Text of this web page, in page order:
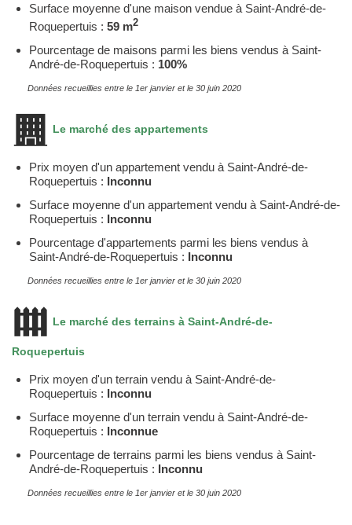
Surface moyenne d'une maison vendue à Saint-André-de-
Roquepertuis : 59 m2
Pourcentage de maisons parmi les biens vendus à Saint-
André-de-Roquepertuis : 100%
Données recueillies entre le 1er janvier et le 30 juin 2020
Le marché des appartements
Prix moyen d'un appartement vendu à Saint-André-de-
Roquepertuis : Inconnu
Surface moyenne d'un appartement vendu à Saint-André-de-
Roquepertuis : Inconnu
Pourcentage d'appartements parmi les biens vendus à
Saint-André-de-Roquepertuis : Inconnu
Données recueillies entre le 1er janvier et le 30 juin 2020
Le marché des terrains à Saint-André-de-
Roquepertuis
Prix moyen d'un terrain vendu à Saint-André-de-
Roquepertuis : Inconnu
Surface moyenne d'un terrain vendu à Saint-André-de-
Roquepertuis : Inconnue
Pourcentage de terrains parmi les biens vendus à Saint-
André-de-Roquepertuis : Inconnu
Données recueillies entre le 1er janvier et le 30 juin 2020